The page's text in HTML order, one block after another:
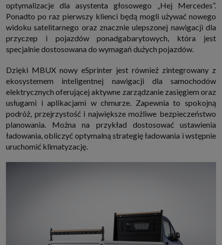
optymalizacje dla asystenta głosowego „Hej Mercedes”.
Ponadto po raz pierwszy klienci będą mogli używać nowego
widoku satelitarnego oraz znacznie ulepszonej nawigacji dla
przyczep i pojazdów ponadgabarytowych, która jest
specjalnie dostosowana do wymagań dużych pojazdów.
Dzięki MBUX nowy eSprinter jest również zintegrowany z
ekosystemem inteligentnej nawigacji dla samochodów
elektrycznych oferującej aktywne zarządzanie zasięgiem oraz
usługami i aplikacjami w chmurze. Zapewnia to spokojną
podróż, przejrzystość i największe możliwe bezpieczeństwo
planowania. Można na przykład dostosować ustawienia
ładowania, obliczyć optymalną strategię ładowania i wstępnie
uruchomić klimatyzację.